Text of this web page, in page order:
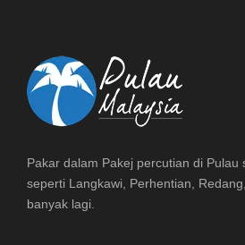
Pakar dalam Pakej percutian di Pulau
seperti Langkawi, Perhentian,
banyak lagi.